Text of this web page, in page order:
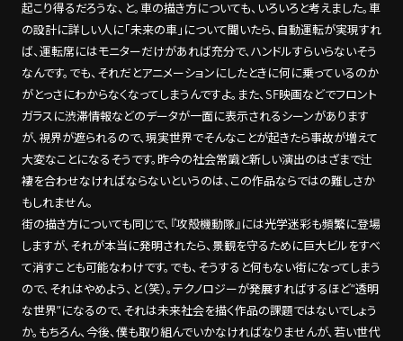
起こり得るだろうな、と。車の描き方についても、いろいろと考えました。車
の設計に詳しい人に「未来の車」について聞いたら、自動運転が実現すれ
ば、運転席にはモニターだけがあれば充分で、ハンドルすらいらないそう
なんです。でも、それだとアニメーションにしたときに何に乗っているのか
がとっさにわからなくなってしまうんですよ。また、SF映画などでフロント
ガラスに渋滞情報などのデータが一面に表示されるシーンがあります
が、視界が遮られるので、現実世界でそんなことが起きたら事故が増えて
大変なことになるそうです。昨今の社会常識と新しい演出のはざまで辻
褄を合わせなければならないというのは、この作品ならではの難しさか
もしれません。
街の描き方についても同じで、『攻殻機動隊』には光学迷彩も頻繁に登場
しますが、それが本当に発明されたら、景観を守るために巨大ビルをすべ
て消すことも可能なわけです。でも、そうすると何もない街になってしまう
ので、それはやめよう、と（笑）。テクノロジーが発展すればするほど“透明
な世界”になるので、それは未来社会を描く作品の課題ではないでしょう
か。もちろん、今後、僕も取り組んでいかなければなりませんが、若い世代